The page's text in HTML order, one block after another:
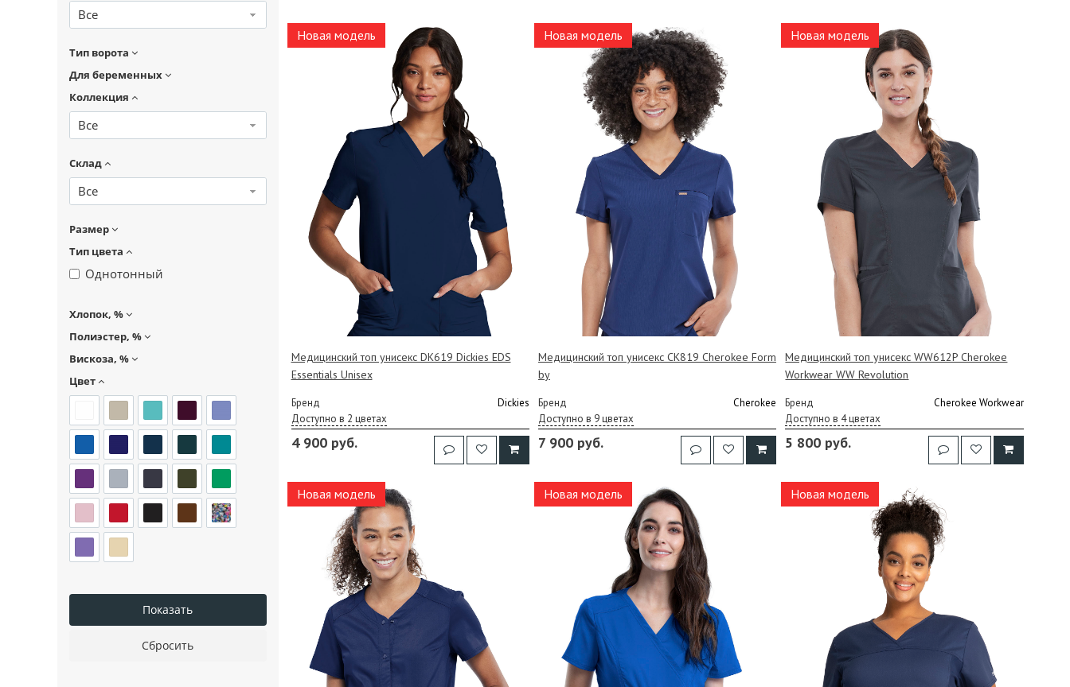
Все
Тип ворота
Для беременных
Коллекция
Все
Склад
Все
Размер
Тип цвета
Однотонный
Хлопок, %
Полиэстер, %
Вискоза, %
Цвет
Новая модель
Медицинский топ унисекс DK619 Dickies EDS
Essentials Unisex
Бренд
Dickies
Доступно в 2 цветах
4 900 руб.
Новая модель
Медицинский топ унисекс CK819 Cherokee Form
by
Бренд
Cherokee
Доступно в 9 цветах
7 900 руб.
Новая модель
Медицинский топ унисекс WW612P Cherokee
Workwear WW Revolution
Бренд
Cherokee Workwear
Доступно в 4 цветах
5 800 руб.
Новая модель Новая модель Новая модель